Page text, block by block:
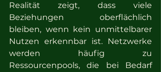
Realität zeigt, dass viele
Beziehungen oberflächlich
bleiben, wenn kein unmittelbarer
Nutzen erkennbar ist. Netzwerke
werden häufig zu
Ressourcenpools, die bei Bedarf